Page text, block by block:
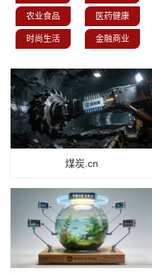
农业食品 医药健康
时尚生活 金融商业
煤炭.cn